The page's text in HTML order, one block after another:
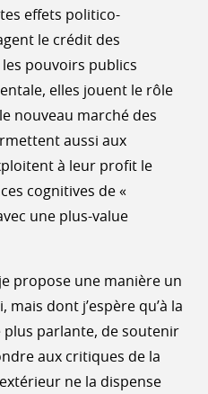
effets politico-
le crédit des
pouvoirs publics
elles jouent le rôle
nouveau marché des
aussi aux
à leur profit le
cognitives de «
une plus-value
propose une manière un
mais dont j’espère qu’à la
plus parlante, de soutenir
aux critiques de la
ne la dispense